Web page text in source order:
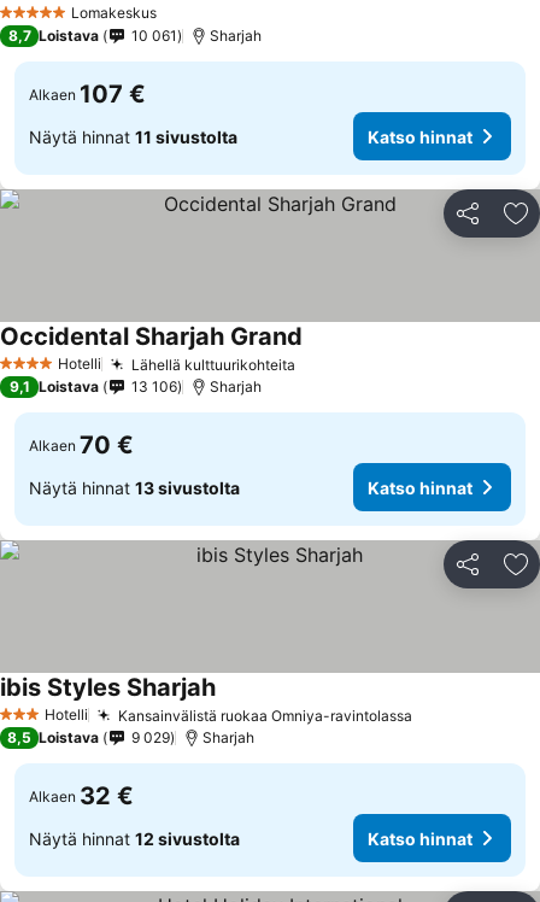
5 TähtiluokitusLomakeskus
8,7 Loistava 10 061 Sharjah
Alkaen 107 €
Näytä hinnat 11 sivustolta Katso hinnat
Jaa
4 Tähtiluokitus
Hotelli Lähellä kulttuurikohteita
Occidental Sharjah Grand
9,1 Loistava 13 106 Sharjah
Alkaen 70 €
Näytä hinnat 13 sivustolta Katso hinnat
Jaa
3 Tähtiluokitus
Hotelli Kansainvälistä ruokaa Omniya-ravintolassa
ibis Styles Sharjah
8,5 Loistava 9 029 Sharjah
Alkaen 32 €
Näytä hinnat 12 sivustolta Katso hinnat